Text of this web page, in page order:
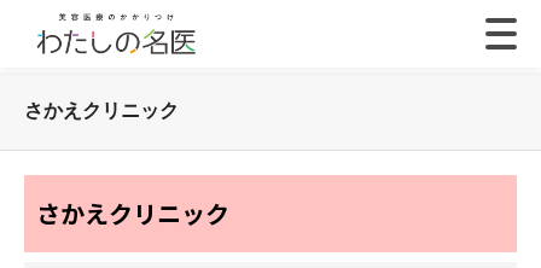
さかえクリニック
さかえクリニック